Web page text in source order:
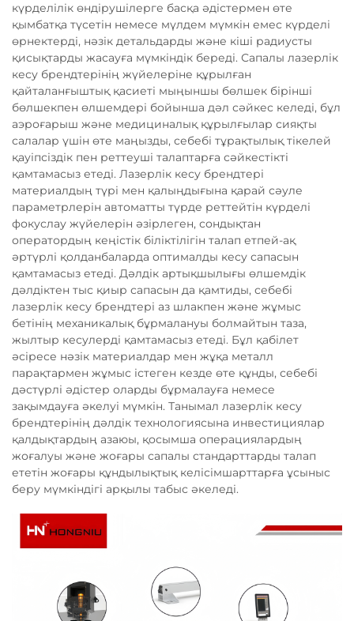
күрделілік өндірушілерге басқа әдістермен өте
қымбатқа түсетін немесе мүлдем мүмкін емес күрделі
өрнектерді, нәзік детальдарды және кіші радиусты
қисықтарды жасауға мүмкіндік береді. Сапалы лазерлік
кесу брендтерінің жүйелеріне құрылған
қайталанғыштық қасиеті мыңыншы бөлшек бірінші
бөлшекпен өлшемдері бойынша дәл сәйкес келеді, бұл
аэроғарыш және медициналық құрылғылар сияқты
салалар үшін өте маңызды, себебі тұрақтылық тікелей
қауіпсіздік пен реттеуші талаптарға сәйкестікті
қамтамасыз етеді. Лазерлік кесу брендтері
материалдың түрі мен қалыңдығына қарай сәуле
параметрлерін автоматты түрде реттейтін күрделі
фокуслау жүйелерін әзірлеген, сондықтан
оператордың кеңістік біліктілігін талап етпей-ақ
әртүрлі қолданбаларда оптималды кесу сапасын
қамтамасыз етеді. Дәлдік артықшылығы өлшемдік
дәлдіктен тыс қиыр сапасын да қамтиды, себебі
лазерлік кесу брендтері аз шлакпен және жұмыс
бетінің механикалық бұрмалануы болмайтын таза,
жылтыр кесулерді қамтамасыз етеді. Бұл қабілет
әсіресе нәзік материалдар мен жұқа металл
парақтармен жұмыс істеген кезде өте құнды, себебі
дәстүрлі әдістер оларды бұрмалауға немесе
зақымдауға әкелуі мүмкін. Танымал лазерлік кесу
брендтерінің дәлдік технологиясына инвестициялар
қалдықтардың азаюы, қосымша операциялардың
жоғалуы және жоғары сапалы стандарттарды талап
ететін жоғары құндылықтық келісімшарттарға ұсыныс
беру мүмкіндігі арқылы табыс әкеледі.